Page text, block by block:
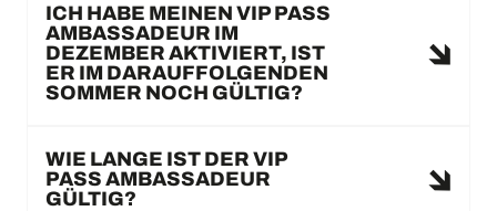
ICH HABE MEINEN VIP PASS
AMBASSADEUR IM
DEZEMBER AKTIVIERT, IST
ER IM DARAUFFOLGENDEN
SOMMER NOCH GÜLTIG?
WIE LANGE IST DER VIP
PASS AMBASSADEUR
GÜLTIG?